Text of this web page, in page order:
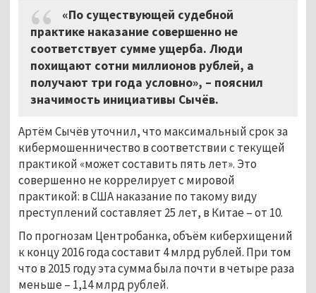
«По существующей судебной
практике наказание совершенно не
соответствует сумме ущерба. Люди
похищают сотни миллионов рублей, а
получают три года условно», – пояснил
значимость инициативы Сычёв.
Артём Сычёв уточнил, что максимальный срок за
кибермошенничество в соответствии с текущей
практикой «может составить пять лет». Это
совершенно не коррелирует с мировой
практикой: в США наказание по такому виду
преступлений составляет 25 лет, в Китае –от 10.
По прогнозам Центробанка, объём киберхищений
к концу 2016 года составит 4 млрд рублей. При том
что в 2015 году эта сумма была почти в четыре раза
меньше – 1,14 млрд рублей.